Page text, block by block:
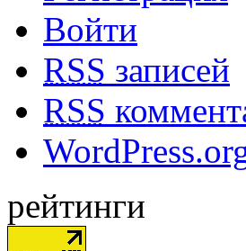
Войти
RSS записей
RSS
рейтинги